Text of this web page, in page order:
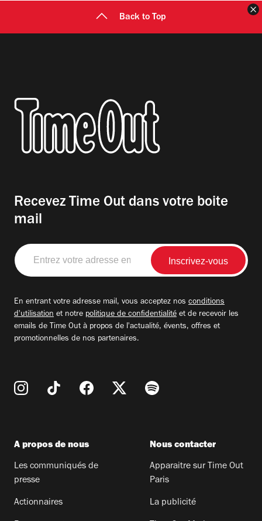
Back to Top
Recevez Time Out dans votre boite
mail
Entrez
votre
adresse
En entrant votre adresse mail, vous acceptez nos conditions
d'utilisation et notre politique de confidentialité et de recevoir les
emails de Time Out à propos de l'actualité, évents, offres et
promotionnelles de nos partenaires.
A propos de nous
Les communiqués de
presse
Actionnaires
Nous contacter
Apparaitre sur Time Out
Paris
La publicité